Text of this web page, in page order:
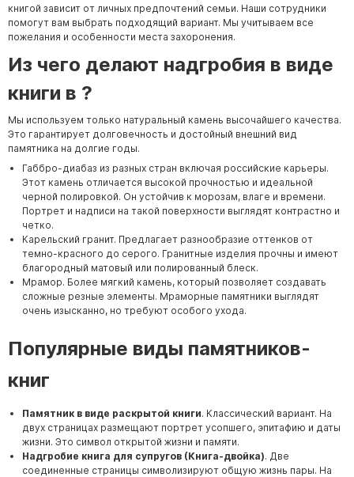
книгой зависит от личных предпочтений семьи. Наши сотрудники
помогут вам выбрать подходящий вариант. Мы учитываем все
пожелания и особенности места захоронения.
Из чего делают надгробия в виде
книги в ?
Мы используем только натуральный камень высочайшего качества.
Это гарантирует долговечность и достойный внешний вид
памятника на долгие годы.
Габбро-диабаз из разных стран включая российские карьеры.
Этот камень отличается высокой прочностью и идеальной
черной полировкой. Он устойчив к морозам, влаге и времени.
Портрет и надписи на такой поверхности выглядят контрастно и
четко.
Карельский гранит. Предлагает разнообразие оттенков от
темно-красного до серого. Гранитные изделия прочны и имеют
благородный матовый или полированный блеск.
Мрамор. Более мягкий камень, который позволяет создавать
сложные резные элементы. Мраморные памятники выглядят
очень изысканно, но требуют особого ухода.
Популярные виды памятников-
книг
Памятник в виде раскрытой книги. Классический вариант. На
двух страницах размещают портрет усопшего, эпитафию и даты
жизни. Это символ открытой жизни и памяти.
Надгробие книга для супругов (Книга-двойка). Две
соединенные страницы символизируют общую жизнь пары. На